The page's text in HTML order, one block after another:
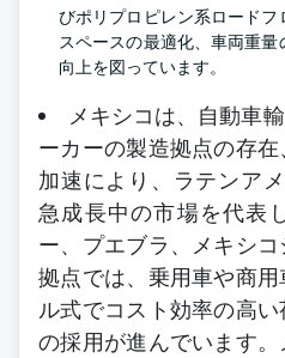
びポリプロピレン系ロード
スペースの最適化、車両重
向上を図っています。
メキシコは、自動車
ーカーの製造拠点の存
加速により、ラテンア
急成長中の市場を代表
ー、プエブラ、メキシ
拠点では、乗用車や商
ル式でコスト効率の高
の採用が進んでいます